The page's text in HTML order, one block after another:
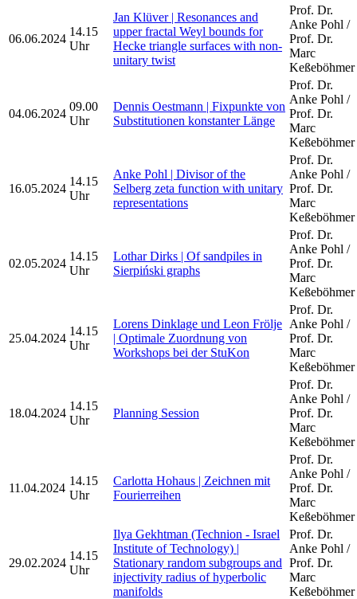
06.06.2024
14.15
Uhr
Jan Klüver | Resonances and
upper fractal Weyl bounds for
Hecke triangle surfaces with non-
unitary twist
Prof. Dr.
Anke Pohl /
Prof. Dr.
Marc
Keßeböhmer
04.06.2024
09.00
Uhr
Dennis Oestmann | Fixpunkte von
Substitutionen konstanter Länge
Prof. Dr.
Anke Pohl /
Prof. Dr.
Marc
Keßeböhmer
16.05.2024
14.15
Uhr
Anke Pohl | Divisor of the
Selberg zeta function with unitary
representations
Prof. Dr.
Anke Pohl /
Prof. Dr.
Marc
Keßeböhmer
02.05.2024
14.15
Uhr
Lothar Dirks | Of sandpiles in
Sierpiński graphs
Prof. Dr.
Anke Pohl /
Prof. Dr.
Marc
Keßeböhmer
25.04.2024
14.15
Uhr
Lorens Dinklage und Leon Frölje
| Optimale Zuordnung von
Workshops bei der StuKon
Prof. Dr.
Anke Pohl /
Prof. Dr.
Marc
Keßeböhmer
18.04.2024
14.15
Uhr
Planning Session
Prof. Dr.
Anke Pohl /
Prof. Dr.
Marc
Keßeböhmer
11.04.2024
14.15
Uhr
Carlotta Hohaus | Zeichnen mit
Fourierreihen
Prof. Dr.
Anke Pohl /
Prof. Dr.
Marc
Keßeböhmer
29.02.2024
14.15
Uhr
Ilya Gekhtman (Technion - Israel
Institute of Technology) |
Stationary random subgroups and
injectivity radius of hyperbolic
manifolds
Prof. Dr.
Anke Pohl /
Prof. Dr.
Marc
Keßeböhmer